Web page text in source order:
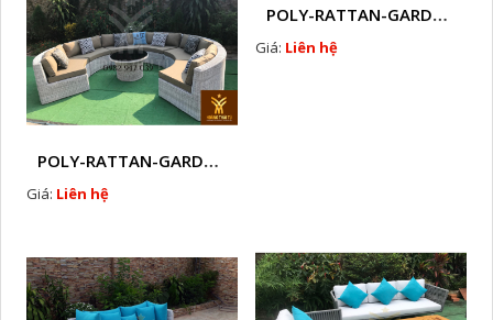
POLY-RATTAN-GARDEN-SOFA-SETS-Z19
Giá: Liên hệ
POLY-RATTAN-GARDEN-SOFA-SETS-Z20
Giá: Liên hệ